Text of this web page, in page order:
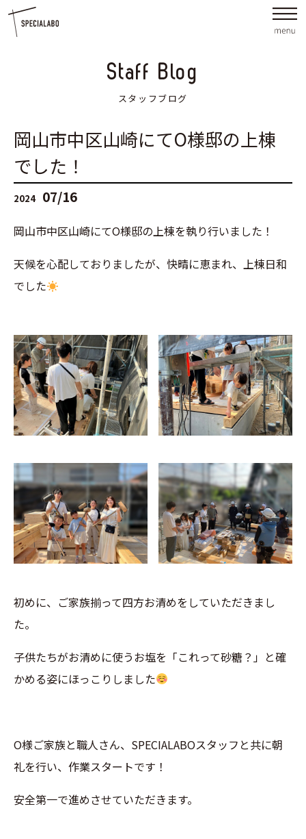
Staff Blog
スタッフブログ
岡山市中区山崎にてO様邸の上棟
でした！
2024 07/16
岡山市中区山崎にてO様邸の上棟を執り行いました！
天候を心配しておりましたが、快晴に恵まれ、上棟日和
でした
初めに、ご家族揃って四方お清めをしていただきまし
た。
子供たちがお清めに使うお塩を「これって砂糖？」と確
かめる姿にほっこりしました
O様ご家族と職人さん、SPECIALABOスタッフと共に朝
礼を行い、作業スタートです！
安全第一で進めさせていただきます。